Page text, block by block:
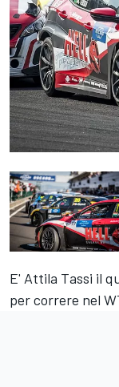
E' Attila Tassi il
per correre nel